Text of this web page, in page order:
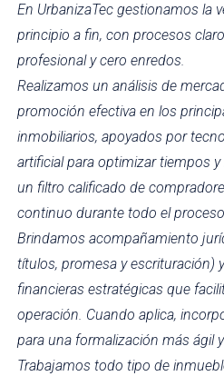
En UrbanizaTec gestionamos la
principio a fin, con procesos
profesional y cero enredos.
Realizamos un análisis de
promoción efectiva en los
inmobiliarios, apoyados por
artificialpara optimizar tiempos
un filtro calificado de
continuo durante todo el
Brindamos acompañamiento
títulos, promesa yescrituración)
financieras estratégicas que
operación. Cuando aplica,
para una formalización más ágil
Trabajamos todo tipo de